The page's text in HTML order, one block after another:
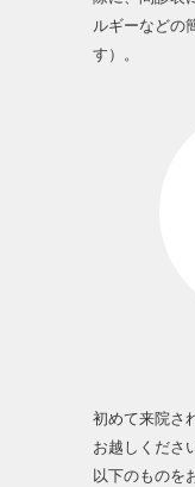
ルギーなどの
す）。
初めて来院さ
お越しくださ
以下のものを